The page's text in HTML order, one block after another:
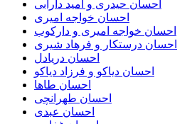
احسان حیدری و امید دارابی
احسان خواجه امیری
احسان خواجه امیری و دارکوب
احسان درستكار و فرهاد شيرى
احسان دریادل
احسان دیاکو و فرزاد دیاکو
احسان طاها
احسان طهرانچی
احسان عبدی